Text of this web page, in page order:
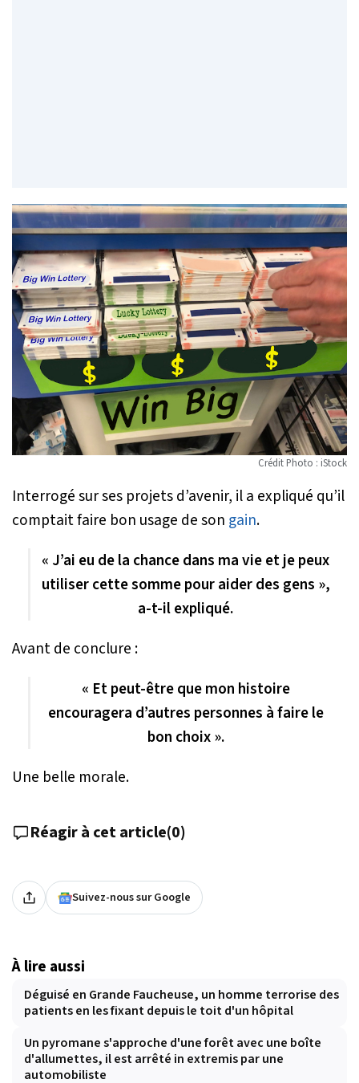
Crédit Photo : iStock
Interrogé sur ses projets d’avenir, il a expliqué qu’il
comptait faire bon usage de son gain.
« J’ai eu de la chance dans ma vie et je peux
utiliser cette somme pour aider des gens »,
a-t-il expliqué.
Avant de conclure :
« Et peut-être que mon histoire
encouragera d’autres personnes à faire le
bon choix ».
Une belle morale.
Réagir à cet article(0)
Suivez-nous sur Google
À lire aussi
Déguisé en Grande Faucheuse, un homme terrorise des
patients en les fixant depuis le toit d'un hôpital
Un pyromane s'approche d'une forêt avec une boîte
d'allumettes, il est arrêté in extremis par une
automobiliste